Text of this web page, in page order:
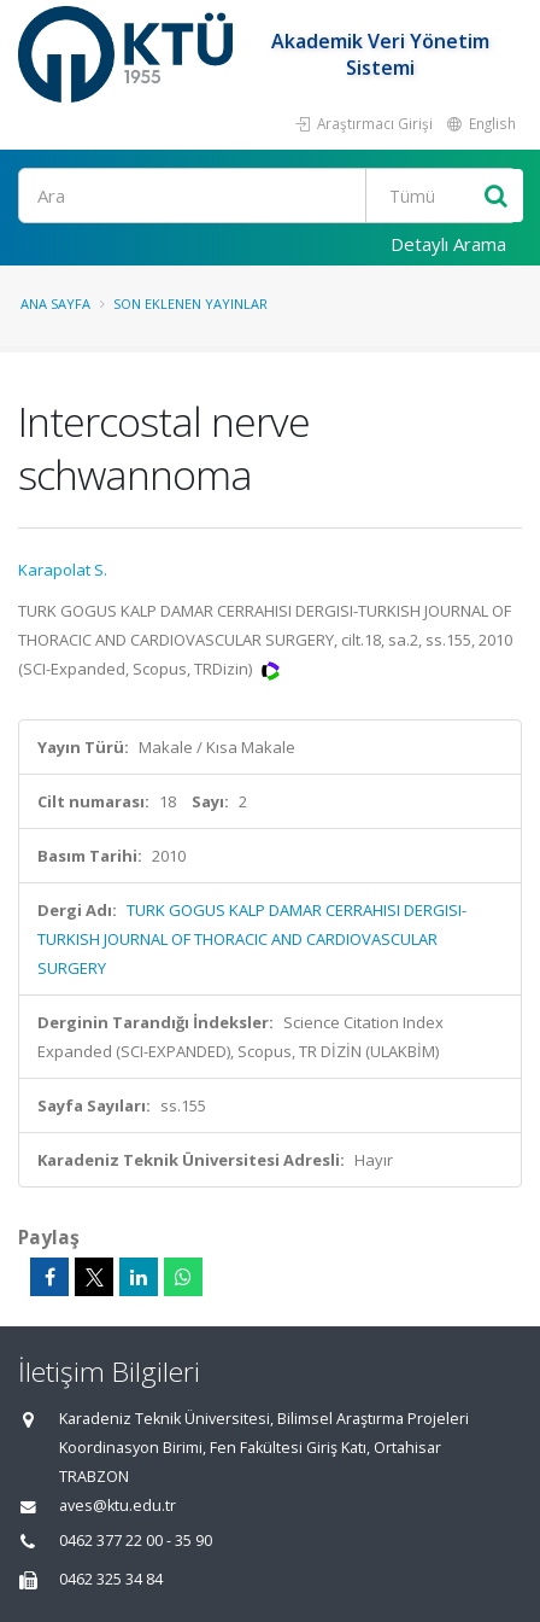
Akademik Veri Yönetim
Sistemi
Araştırmacı Girişi English
Ara
Detaylı Arama
ANA SAYFA SON EKLENEN YAYINLAR
Intercostal nerve
schwannoma
Karapolat S.
TURK GOGUS KALP DAMAR CERRAHISI DERGISI-TURKISH JOURNAL OF
THORACIC AND CARDIOVASCULAR SURGERY, cilt.18, sa.2, ss.155, 2010
(SCI-Expanded, Scopus, TRDizin)
Yayın Türü: Makale / Kısa Makale
Cilt numarası: 18 Sayı: 2
Basım Tarihi: 2010
Dergi Adı: TURK GOGUS KALP DAMAR CERRAHISI DERGISI-
TURKISH JOURNAL OF THORACIC AND CARDIOVASCULAR
SURGERY
Derginin Tarandığı İndeksler: Science Citation Index
Expanded (SCI-EXPANDED), Scopus, TR DİZİN (ULAKBİM)
Sayfa Sayıları: ss.155
Karadeniz Teknik Üniversitesi Adresli: Hayır
Paylaş
İletişim Bilgileri
Karadeniz Teknik Üniversitesi, Bilimsel Araştırma Projeleri
Koordinasyon Birimi, Fen Fakültesi Giriş Katı, Ortahisar
TRABZON
aves@ktu.edu.tr
0462 377 22 00 - 35 90
0462 325 34 84